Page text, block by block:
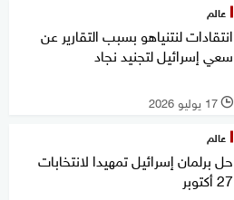
عالم
انتقادات لنتنياهو بسبب التقارير عن
سعي إسرائيل لتجنيد نجاد
l 17 يوليو 2026
عالم
حل برلمان إسرائيل تمهيدا لانتخابات
27 أكتوبر